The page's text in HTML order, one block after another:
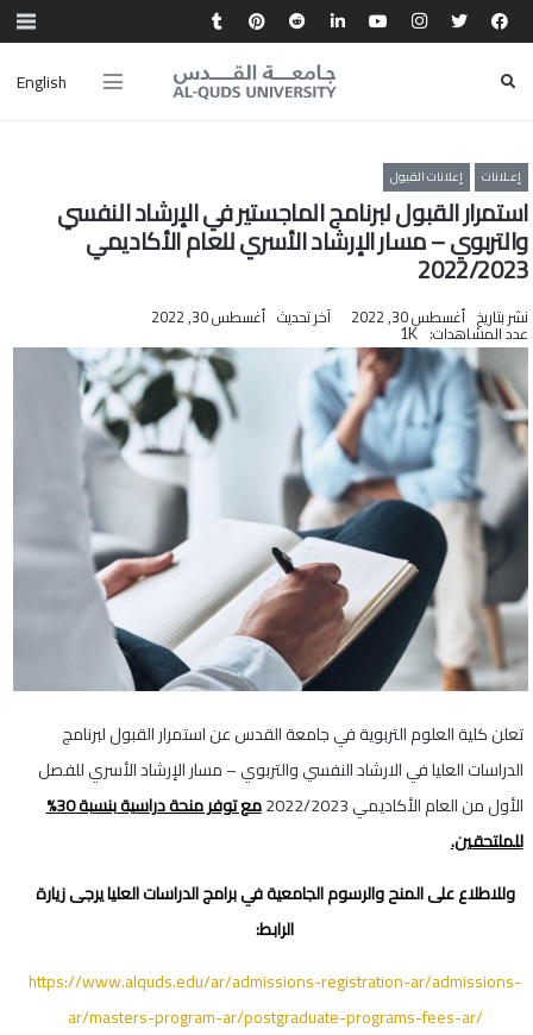
English
إعـلانات إعلانات القبول
استمرار القبول لبرنامج الماجستير في الإرشاد النفسي
والتربوي – مسار الإرشاد الأسري للعام الأكاديمي
2022/2023
نشر بتاريخ أغسطس 30, 2022 آخر تحديث أغسطس 30, 2022
عدد المشاهدات: 1K
تعلن كلية العلوم التربوية في جامعة القدس عن استمرار القبول لبرنامج
الدراسات العليا في الارشاد النفسي والتربوي – مسار الإرشاد الأسري للفصل
الأول من العام الأكاديمي 2022/2023
مع توفر منحة دراسية بنسبة 30%
للملتحقين.
وللاطلاع على المنح والرسوم الجامعية في برامج الدراسات العليا يرجى زيارة
الرابط:
https://www.alquds.edu/ar/admissions-registration-ar/admissions-
ar/masters-program-ar/postgraduate-programs-fees-ar/